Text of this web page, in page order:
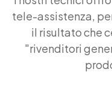
tele-assistenza,
il risultato che
"rivenditori